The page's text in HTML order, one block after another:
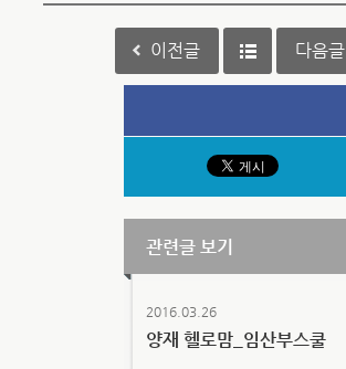
이전글 다음글
관련글 보기
2016.03.26
양재 헬로맘_임산부스쿨